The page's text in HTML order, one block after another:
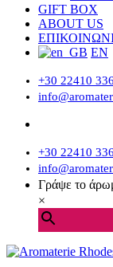
GIFT BOX
ABOUT US
EN
+30 22410
+30 22410
Γράψε το
×